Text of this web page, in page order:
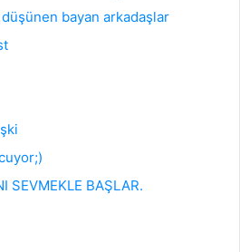
bayan arkadaşlar
SEVMEKLE BAŞLAR.